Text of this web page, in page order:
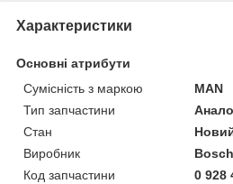
Характеристики
Основні атрибути
Сумісність з маркою
MAN
Тип запчастини
Стан
Виробник
Bosch
Код запчастини
0 928